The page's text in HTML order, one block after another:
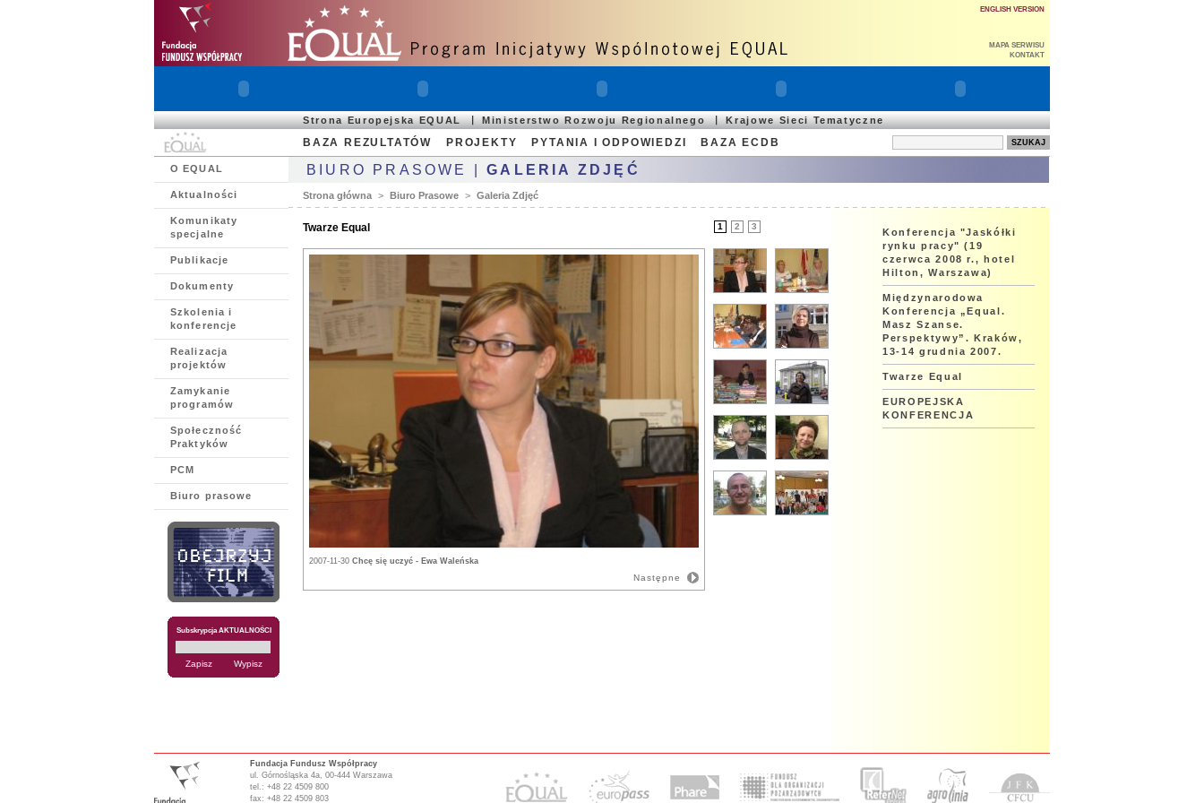
ENGLISH VERSION
MAPA SERWISU
KONTAKT
Strona Europejska EQUAL Ministerstwo Rozwoju Regionalnego Krajowe Sieci Tematyczne
BAZA REZULTATÓW PROJEKTY PYTANIA I ODPOWIEDZI BAZA ECDB
O EQUAL
Aktualności
Komunikaty
specjalne
Publikacje
Dokumenty
Szkolenia i
konferencje
Realizacja
projektów
Zamykanie
programów
Społeczność
Praktyków
PCM
Biuro prasowe
Subskrypcja AKTUALNOŚCI
BIURO PRASOWE |GALERIA ZDJĘĆ
Strona główna > Biuro Prasowe > Galeria Zdjęć
Twarze Equal 1 2 3
2007-11-30 Chcę się uczyć - Ewa Waleńska
Następne
Konferencja "Jaskółki
rynku pracy" (19
czerwca 2008 r., hotel
Hilton, Warszawa)
Międzynarodowa
Konferencja „Equal.
Masz Szanse.
Perspektywy”. Kraków,
13-14 grudnia 2007.
Twarze Equal
EUROPEJSKA
KONFERENCJA
Fundacja Fundusz Współpracy
ul. Górnośląska 4a, 00-444 Warszawa
tel.: +48 22 4509 800
fax: +48 22 4509 803